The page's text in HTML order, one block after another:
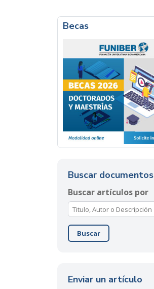
Becas
Buscar documentos
Buscar artículos por
Buscar
Enviar un artículo